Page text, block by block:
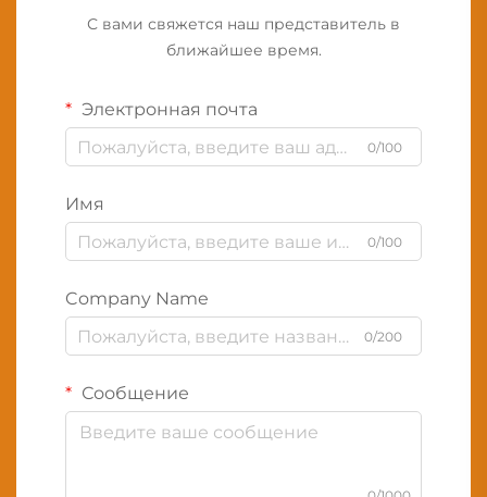
С вами свяжется наш представитель в
ближайшее время.
Электронная почта
0/100
Имя
0/100
Company Name
0/200
Сообщение